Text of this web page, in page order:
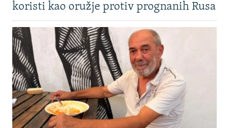
koristi kao oružje protiv prognanih Rusa